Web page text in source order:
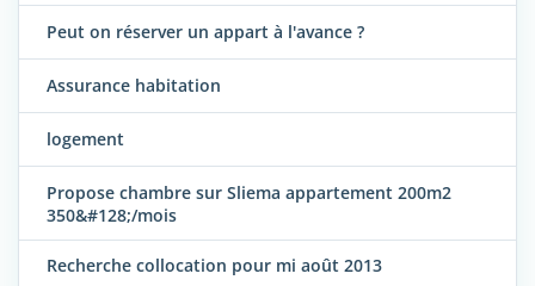
Peut on réserver un appart à l'avance ?
Assurance habitation
logement
Propose chambre sur Sliema appartement 200m2
350&#128;/mois
Recherche collocation pour mi août 2013